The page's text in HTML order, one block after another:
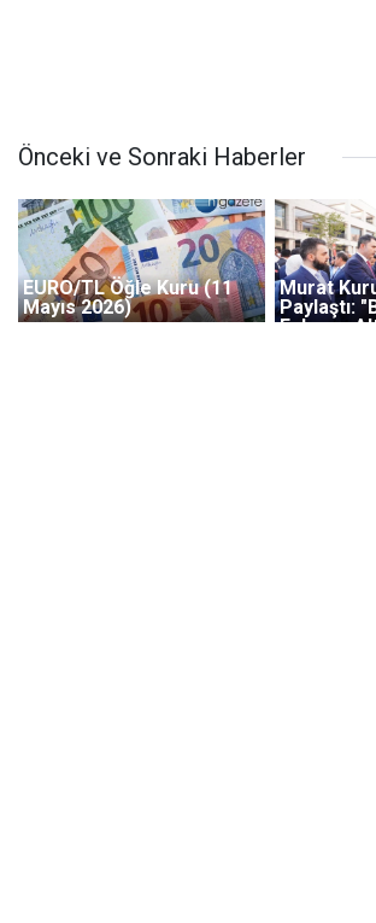
Önceki ve Sonraki Haberler
EURO/TL Öğle Kuru (11
Mayıs 2026)
Murat
Paylaştı:
Enkazın